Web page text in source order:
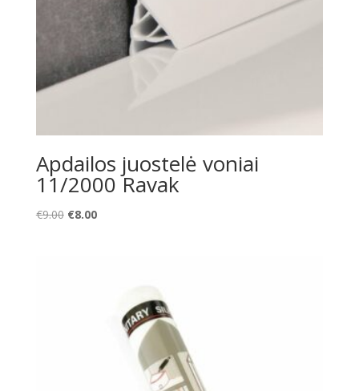
Apdailos juostelė voniai
11/2000 Ravak
€9.00 Original
€8.00Current